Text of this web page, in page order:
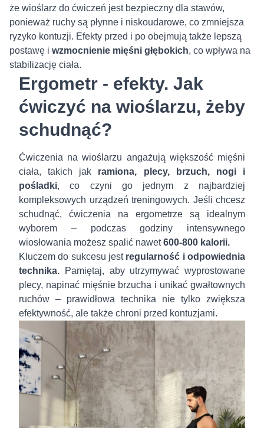
że wioślarz do ćwiczeń jest bezpieczny dla stawów,
ponieważ ruchy są płynne i niskoudarowe, co zmniejsza
ryzyko kontuzji. Efekty przed i po obejmują także lepszą
postawę i wzmocnienie mięśni głębokich, co wpływa na
stabilizację ciała.
Ergometr - efekty. Jak
ćwiczyć na wioślarzu, żeby
schudnąć?
Ćwiczenia na wioślarzu angażują większość mięśni
ciała, takich jak ramiona, plecy, brzuch, nogi i
pośladki, co czyni go jednym z najbardziej
kompleksowych urządzeń treningowych. Jeśli chcesz
schudnąć, ćwiczenia na ergometrze są idealnym
wyborem – podczas godziny intensywnego
wiosłowania możesz spalić nawet600-800 kalorii.
Kluczem do sukcesu jest regularność i odpowiednia
technika. Pamiętaj, aby utrzymywać wyprostowane
plecy, napinać mięśnie brzucha i unikać gwałtownych
ruchów – prawidłowa technika nie tylko zwiększa
efektywność, ale także chroni przed kontuzjami.